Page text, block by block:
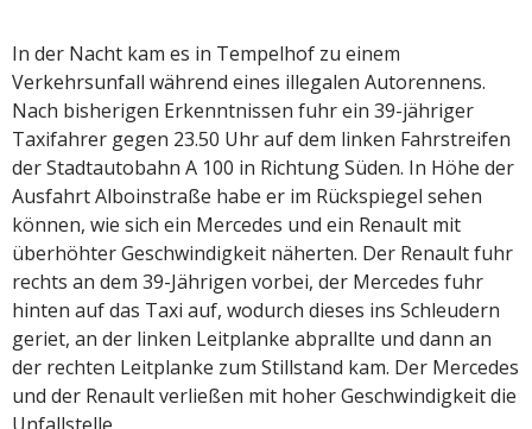
In der Nacht kam es in Tempelhof zu einem
Verkehrsunfall während eines illegalen Autorennens.
Nach bisherigen Erkenntnissen fuhr ein 39-jähriger
Taxifahrer gegen 23.50 Uhr auf dem linken Fahrstreifen
der Stadtautobahn A 100 in Richtung Süden. In Höhe der
Ausfahrt Alboinstraße habe er im Rückspiegel sehen
können, wie sich ein Mercedes und ein Renault mit
überhöhter Geschwindigkeit näherten. Der Renault fuhr
rechts an dem 39-Jährigen vorbei, der Mercedes fuhr
hinten auf das Taxi auf, wodurch dieses ins Schleudern
geriet, an der linken Leitplanke abprallte und dann an
der rechten Leitplanke zum Stillstand kam. Der Mercedes
und der Renault verließen mit hoher Geschwindigkeit die